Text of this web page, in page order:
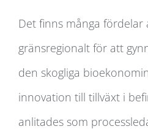
samarbete för
Det finns många fördelar
gränsregionalt för att
den skogliga
innovation till tillväxt i
anlitades som